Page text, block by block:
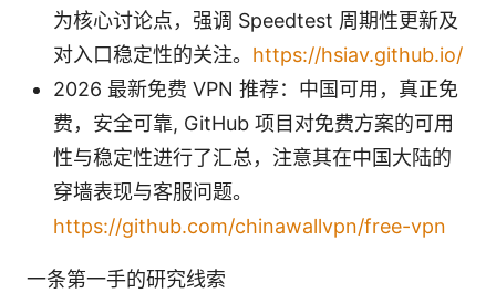
为核心讨论点，强调 Speedtest 周期性更新及
对入口稳定性的关注。 https://hsiav.github.io/
2026 最新免费 VPN 推荐：中国可用，真正免
费，安全可靠, GitHub 项目对免费方案的可用
性与稳定性进行了汇总，注意其在中国大陆的
穿墙表现与客服问题。
https://github.com/chinawallvpn/free-vpn
一条第一手的研究线索